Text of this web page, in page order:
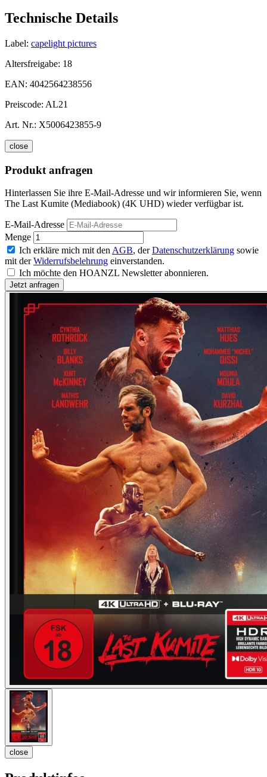
Technische Details
Label: capelight pictures
Altersfreigabe: 18
EAN: 4042564238556
Preiscode: AL21
Art. Nr.: X5006423855-9
close
Produkt anfragen
Hinterlassen Sie ihre E-Mail-Adresse und wir informieren Sie, wenn
The Last Kumite (Mediabook) (4K UHD) wieder verfügbar ist.
E-Mail-Adresse
Menge
Ich erkläre mich mit den AGB, derDatenschutzerklärung sowie
mit derWiderrufsbelehrung einverstanden.
Ich möchte den HOANZL Newsletter abonnieren.
close